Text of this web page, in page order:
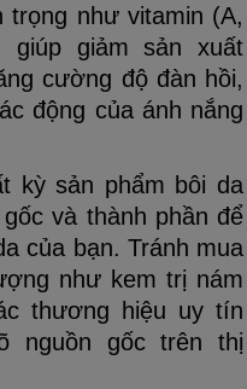
trọng như vitamin (A,
giảm sản xuất
cường độ đàn hồi,
động của ánh nắng
kỳ sản phẩm bôi da
và thành phần để
của bạn. Tránh mua
như kem trị nám
thương hiệu uy tín
nguồn gốc trên thị